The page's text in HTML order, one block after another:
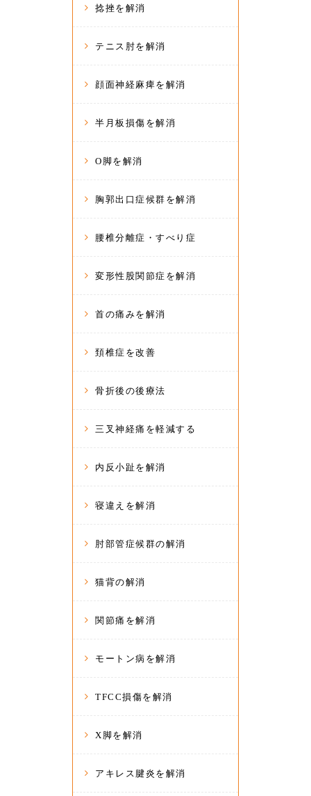
捻挫を解消
テニス肘を解消
顔面神経麻痺を解消
半月板損傷を解消
O脚を解消
胸郭出口症候群を解消
腰椎分離症・すべり症
変形性股関節症を解消
首の痛みを解消
頚椎症を改善
骨折後の後療法
三叉神経痛を軽減する
内反小趾を解消
寝違えを解消
肘部管症候群の解消
猫背の解消
関節痛を解消
モートン病を解消
TFCC損傷を解消
X脚を解消
アキレス腱炎を解消